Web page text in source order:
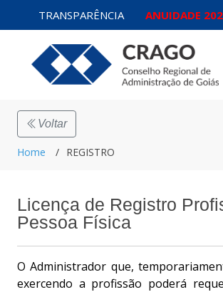
TRANSPARÊNCIA ANUIDADE
Voltar
Home REGISTRO
Licença de Registro
Pessoa Física
O Administrador que,
exercendo a profissão poderá